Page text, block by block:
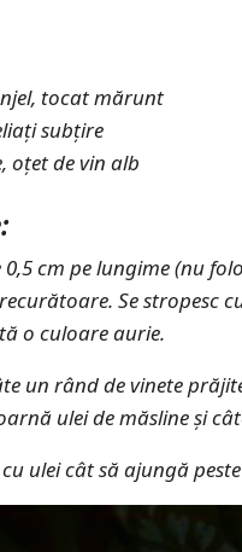
tocat mărunt
subțire
oțet de vin alb
cm pe lungime (nu
Se stropesc
o culoare aurie.
un rând de vinete
ulei de măsline și
ulei cât să ajungă